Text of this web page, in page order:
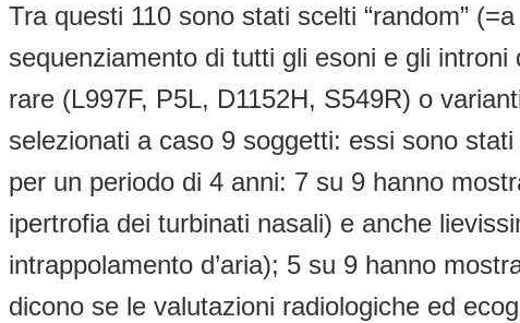
Tra questi 110 sono stati scelti “random”
sequenziamento di tutti gli esoni e gli
rare (L997F, P5L, D1152H, S549R) o
selezionati a caso 9 soggetti: essi sono
per un periodo di 4 anni: 7 su 9 hanno
ipertrofia dei turbinati nasali) e anche
intrappolamento d’aria); 5 su 9 hanno
dicono se le valutazioni radiologiche ed